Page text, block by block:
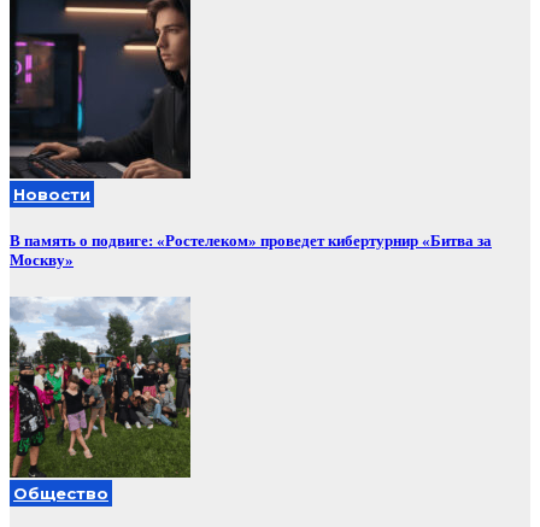
Новости
В память о подвиге: «Ростелеком» проведет кибертурнир «Битва за
Москву»
Общество